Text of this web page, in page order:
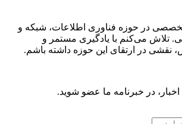
در حوزه فناوری اطلاعات، شبکه و
تلاش می‌کنم با یادگیری مستمر و
نقشی در ارتقای این حوزه داشته باشم.
در خبرنامه ما عضو شوید.